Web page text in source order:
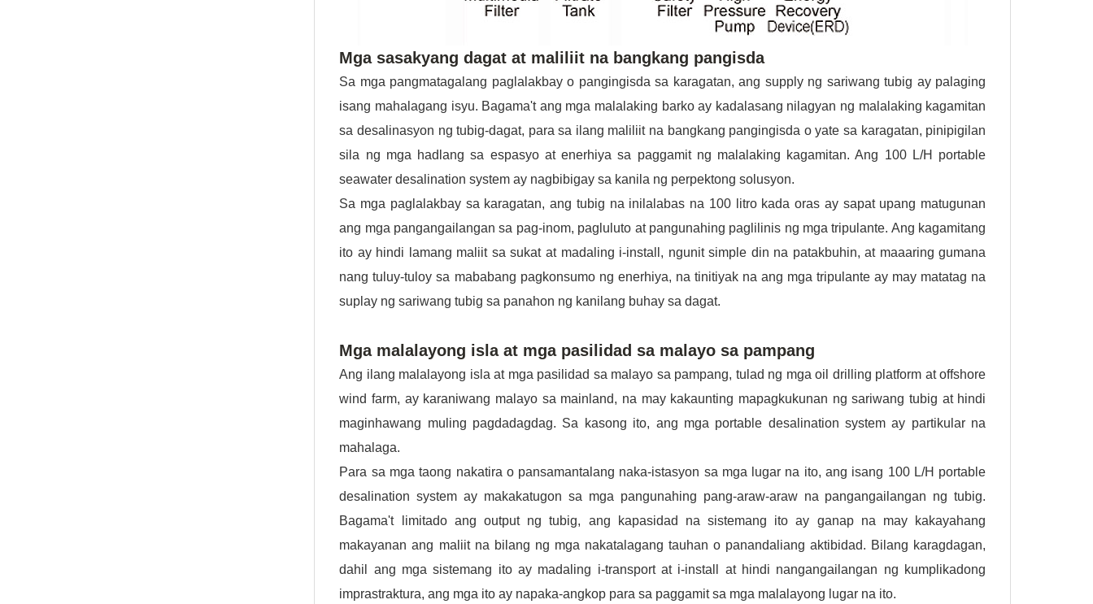
Mga sasakyang dagat at maliliit na bangkang pangisda
Sa mga pangmatagalang paglalakbay o pangingisda sa karagatan, ang supply ng sariwang tubig ay palaging
isang mahalagang isyu. Bagama't ang mga malalaking barko ay kadalasang nilagyan ng malalaking kagamitan
sa desalinasyon ng tubig-dagat, para sa ilang maliliit na bangkang pangingisda o yate sa karagatan, pinipigilan
sila ng mga hadlang sa espasyo at enerhiya sa paggamit ng malalaking kagamitan. Ang 100 L/H portable
seawater desalination system ay nagbibigay sa kanila ng perpektong solusyon.
Sa mga paglalakbay sa karagatan, ang tubig na inilalabas na 100 litro kada oras ay sapat upang matugunan
ang mga pangangailangan sa pag-inom, pagluluto at pangunahing paglilinis ng mga tripulante. Ang kagamitang
ito ay hindi lamang maliit sa sukat at madaling i-install, ngunit simple din na patakbuhin, at maaaring gumana
nang tuluy-tuloy sa mababang pagkonsumo ng enerhiya, na tinitiyak na ang mga tripulante ay may matatag na
suplay ng sariwang tubig sa panahon ng kanilang buhay sa dagat.
Mga malalayong isla at mga pasilidad sa malayo sa pampang
Ang ilang malalayong isla at mga pasilidad sa malayo sa pampang, tulad ng mga oil drilling platform at offshore
wind farm, ay karaniwang malayo sa mainland, na may kakaunting mapagkukunan ng sariwang tubig at hindi
maginhawang muling pagdadagdag. Sa kasong ito, ang mga portable desalination system ay partikular na
mahalaga.
Para sa mga taong nakatira o pansamantalang naka-istasyon sa mga lugar na ito, ang isang 100 L/H portable
desalination system ay makakatugon sa mga pangunahing pang-araw-araw na pangangailangan ng tubig.
Bagama't limitado ang output ng tubig, ang kapasidad na sistemang ito ay ganap na may kakayahang
makayanan ang maliit na bilang ng mga nakatalagang tauhan o panandaliang aktibidad. Bilang karagdagan,
dahil ang mga sistemang ito ay madaling i-transport at i-install at hindi nangangailangan ng kumplikadong
imprastraktura, ang mga ito ay napaka-angkop para sa paggamit sa mga malalayong lugar na ito.